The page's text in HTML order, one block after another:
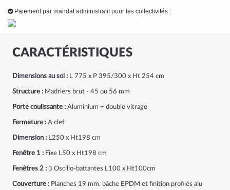
CARACTÉRISTIQUES
Dimensions au sol : L 775 x P 395/300 x Ht 254 cm
Structure : Madriers brut - 45 ou 56 mm
Porte coulissante : Aluminium + double vitrage
Fermeture : A clef
Dimension : L250 x Ht198 cm
Fenêtre 1 : Fixe L50 x Ht198 cm
Fenêtres 2 : 3 Oscillo-battantes L100 x Ht100cm
Couverture : Planches 19 mm, bâche EPDM et finition profilés alu
Paiement par mandat administratif pour les collectivités :